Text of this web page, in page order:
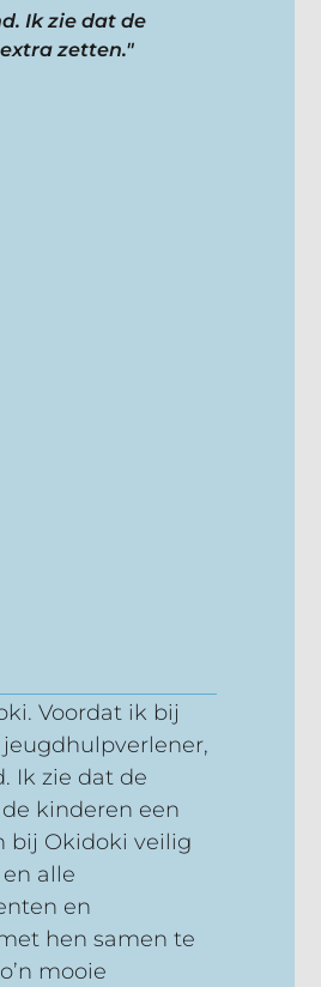
Ik zie dat de
zetten."
Voordat ik bij
Ik zie dat de
kinderen een
bij Okidoki veilig
alle
en
hen samen te
mooie